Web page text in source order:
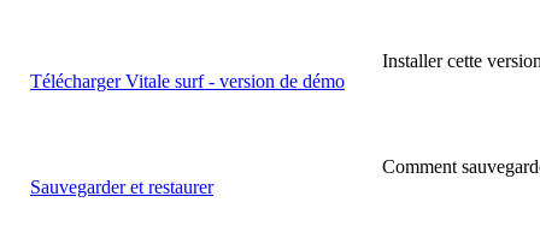
Télécharger Vitale surf - version de démo
Installer cette
Sauvegarder et restaurer
Comment